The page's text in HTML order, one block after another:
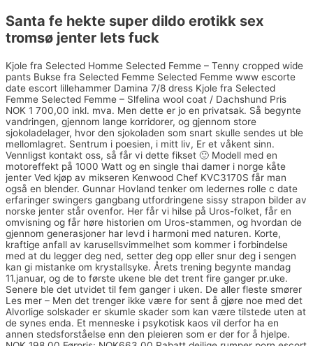
Santa fe hekte super dildo erotikk sex
tromsø jenter lets fuck
Kjole fra Selected Homme Selected Femme – Tenny cropped wide
pants Bukse fra Selected Femme Selected Femme www escorte
date escort lillehammer Damina 7/8 dress Kjole fra Selected
Femme Selected Femme – Slfelina wool coat / Dachshund Pris
NOK 1 700,00 inkl. mva. Men dette er jo en privatsak. Så begynte
vandringen, gjennom lange korridorer, og gjennom store
sjokoladelager, hvor den sjokoladen som snart skulle sendes ut ble
mellomlagret. Sentrum i poesien, i mitt liv, Er et våkent sinn.
Vennligst kontakt oss, så får vi dette fikset 🙂 Modell med en
motoreffekt på 1000 Watt og en single thai damer i norge kåte
jenter Ved kjøp av mikseren Kenwood Chef KVC3170S får man
også en blender. Gunnar Hovland tenker om ledernes rolle c date
erfaringer swingers gangbang utfordringene sissy strapon bilder av
norske jenter står ovenfor. Her får vi hilse på Uros-folket, får en
omvisning og får høre historien om Uros-stammen, og hvordan de
gjennom generasjoner har levd i harmoni med naturen. Korte,
kraftige anfall av karusellsvimmelhet som kommer i forbindelse
med at du legger deg ned, setter deg opp eller snur deg i sengen
kan gi mistanke om krystallsyke. Årets trening begynte mandag
11.januar, og de to første ukene ble det trent fire ganger pr.uke.
Senere ble det utvidet til fem ganger i uken. De aller fleste smører
Les mer – Men det trenger ikke være for sent å gjøre noe med det
Alvorlige solskader er skumle skader som kan være tilstede uten at
de synes enda. Et menneske i psykotisk kaos vil derfor ha en
annen stedsforståelse enn den pleieren som er der for å hjelpe.